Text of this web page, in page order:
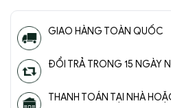
GIAO HÀNG TOÀN QUỐC
ĐỔI TRẢ TRONG 15 NGÀY
THANH TOÁN TẠI NHÀ